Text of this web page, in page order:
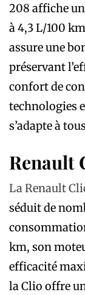
208 affiche
à 4,3 L/100
assure une
préservant
confort de
technologies
s’adapte à
Renault
La Renault
séduit de
km, son
efficacité
la Clio offre